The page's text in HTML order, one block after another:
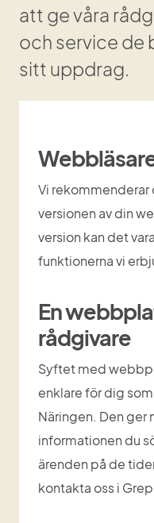
att ge våra
och service de
sitt uppdrag.
Vi rekommenderar
versionen av din
version kan det
funktionerna vi
En
rådgivare
Syftet med
enklare för dig
Näringen. Den
informationen du
ärenden på de
kontakta oss i